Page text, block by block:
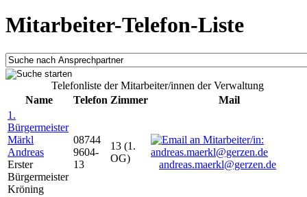
Mitarbeiter-Telefon-Liste
Telefonliste der Mitarbeiter/innen der Verwaltung
Name
Telefon Zimmer
Mail
1.
Bürgermeister
Märkl
Andreas
Erster
Bürgermeister
Kröning
08744
9604-
13
13 (1.
OG)
andreas.maerkl@gerzen.de